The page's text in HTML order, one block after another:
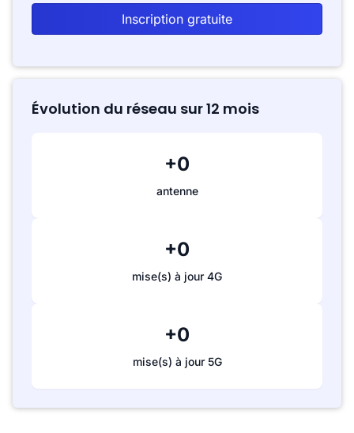
Inscription gratuite
Évolution du réseau sur 12 mois
+0
antenne
+0
mise(s) à jour 4G
+0
mise(s) à jour 5G